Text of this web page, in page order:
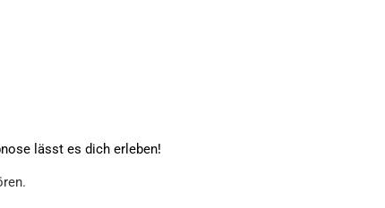
lässt es dich erleben!